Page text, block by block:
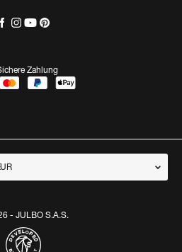
Zahlung
- JULBO S.A.S.